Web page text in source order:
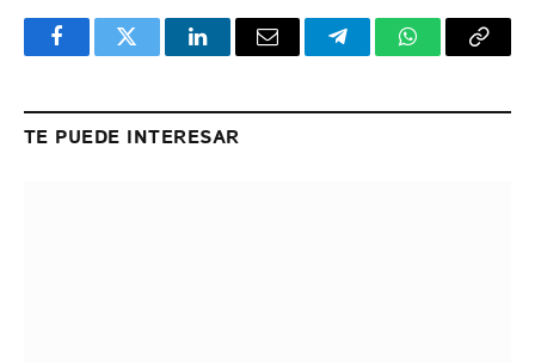
FacebookTwitter LinkedInEmail TelegramWhatsApp
Copy
TE PUEDE INTERESAR